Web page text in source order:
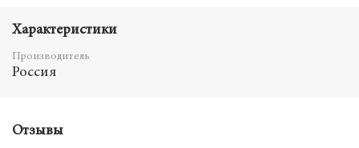
Характеристики
Производитель
Россия
Отзывы